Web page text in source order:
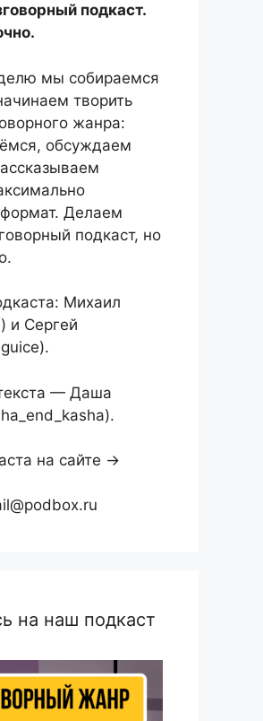
подкаст.
мы собираемся
творить
жанра:
обсуждаем
Делаем
подкаст, но
Михаил
и Сергей
— Даша
на сайте →
на наш подкаст